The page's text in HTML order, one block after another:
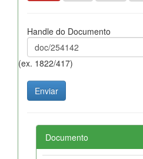
Handle do Documento
(ex. 1822/417)
Documento